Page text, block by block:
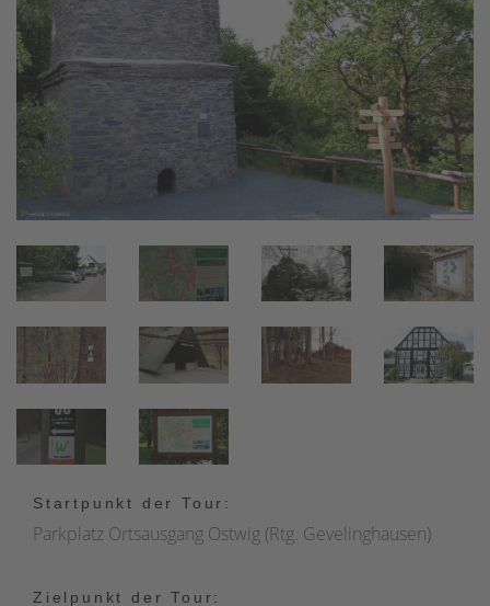
Startpunkt der Tour:
Parkplatz Ortsausgang Ostwig (Rtg. Gevelinghausen)
Zielpunkt der Tour: